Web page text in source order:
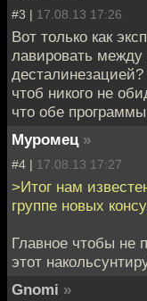
#3 | 17.08.13 17:26
Вот только как
лавировать между
чтоб никого не
что обе
Муромец »
#4 | 17.08.13 17:27
>Итог нам
группе новых
Главное чтобы не
этот
Gnomi »